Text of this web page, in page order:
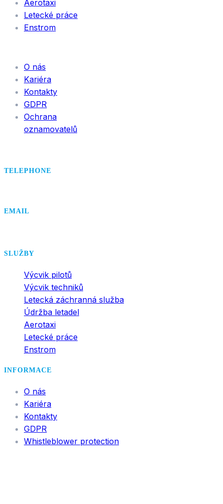
Aerotaxi
Letecké práce
Enstrom
O nás
Kariéra
Kontakty
GDPR
Ochrana
oznamovatelů
TELEPHONE
EMAIL
SLUŽBY
Výcvik pilotů
Výcvik techniků
Letecká záchranná služba
Údržba letadel
Aerotaxi
Letecké práce
Enstrom
INFORMACE
O nás
Kariéra
Kontakty
GDPR
Whistleblower protection